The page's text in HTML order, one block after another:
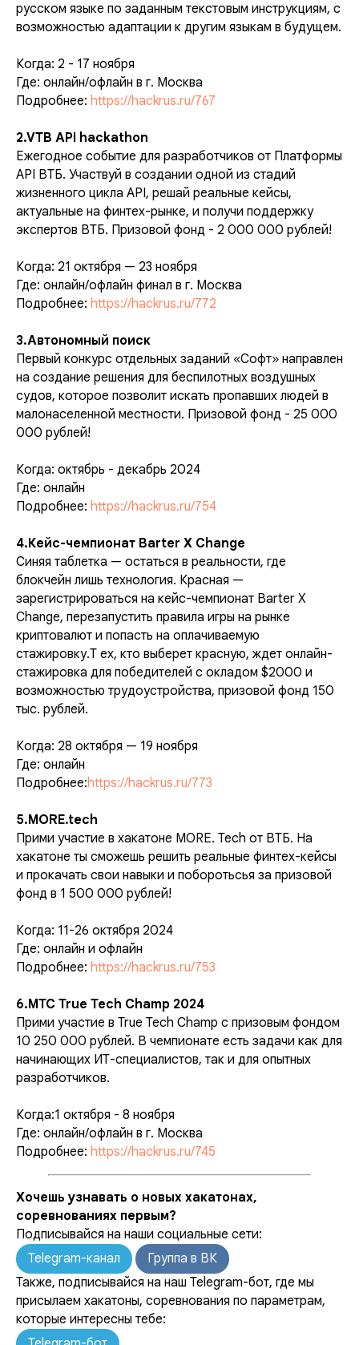
русском языке по заданным текстовым инструкциям, с
возможностью адаптации к другим языкам в будущем.
Когда: 2 - 17 ноября
Где: онлайн/офлайн в г. Москва
Подробнее: https://hackrus.ru/767
2.VTB API hackathon
Ежегодное событие для разработчиков от Платформы
API ВТБ. Участвуй в создании одной из стадий
жизненного цикла API, решай реальные кейсы,
актуальные на финтех-рынке, и получи поддержку
экспертов ВТБ. Призовой фонд - 2 000 000 рублей!
Когда: 21 октября — 23 ноября
Где: онлайн/офлайн финал в г. Москва
Подробнее: https://hackrus.ru/772
3.Автономный поиск
Первый конкурс отдельных заданий «Софт» направлен
на создание решения для беспилотных воздушных
судов, которое позволит искать пропавших людей в
малонаселенной местности. Призовой фонд - 25 000
000 рублей!
Когда: октябрь - декабрь 2024
Где: онлайн
Подробнее: https://hackrus.ru/754
4.Кейс-чемпионат Barter X Change
Синяя таблетка — остаться в реальности, где
блокчейн лишь технология. Красная —
зарегистрироваться на кейс-чемпионат Barter X
Change, перезапустить правила игры на рынке
криптовалют и попасть на оплачиваемую
стажировку.Т ех, кто выберет красную, ждет онлайн-
стажировка для победителей с окладом $2000 и
возможностью трудоустройства, призовой фонд 150
тыс. рублей.
Когда: 28 октября — 19 ноября
Где: онлайн
Подробнее:https://hackrus.ru/773
5.MORE.tech
Прими участие в хакатоне MORE. Tech от ВТБ. На
хакатоне ты сможешь решить реальные финтех-кейсы
и прокачать свои навыки и поборотьсья за призовой
фонд в 1 500 000 рублей!
Когда: 11-26 октября 2024
Где: онлайн и офлайн
Подробнее: https://hackrus.ru/753
6.MTC True Tech Champ 2024
Прими участие в True Tech Champ с призовым фондом
10 250 000 рублей. В чемпионате есть задачи как для
начинающих ИТ-специалистов, так и для опытных
разработчиков.
Когда:1 октября - 8 ноября
Где: онлайн/офлайн в г. Москва
Подробнее: https://hackrus.ru/745
Хочешь узнавать о новых хакатонах,
соревнованиях первым?
Подписывайся на наши социальные сети:
Telegram-канал
Группа в ВК
Также, подписывайся на наш Telegram-бот, где мы
присылаем хакатоны, соревнования по параметрам,
которые интересны тебе: